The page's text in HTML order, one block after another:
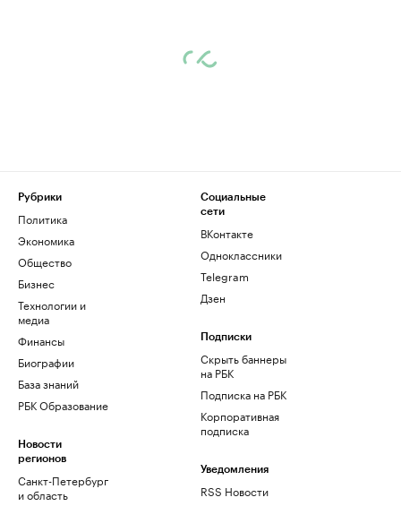
Рубрики
Политика
Экономика
Общество
Бизнес
Технологии и
медиа
Финансы
Биографии
База знаний
РБК Образование
Новости
регионов
Санкт-Петербург
и область
Социальные
сети
ВКонтакте
Одноклассники
Telegram
Дзен
Подписки
Скрыть баннеры
на РБК
Подписка на РБК
Корпоративная
подписка
Уведомления
RSS Новости